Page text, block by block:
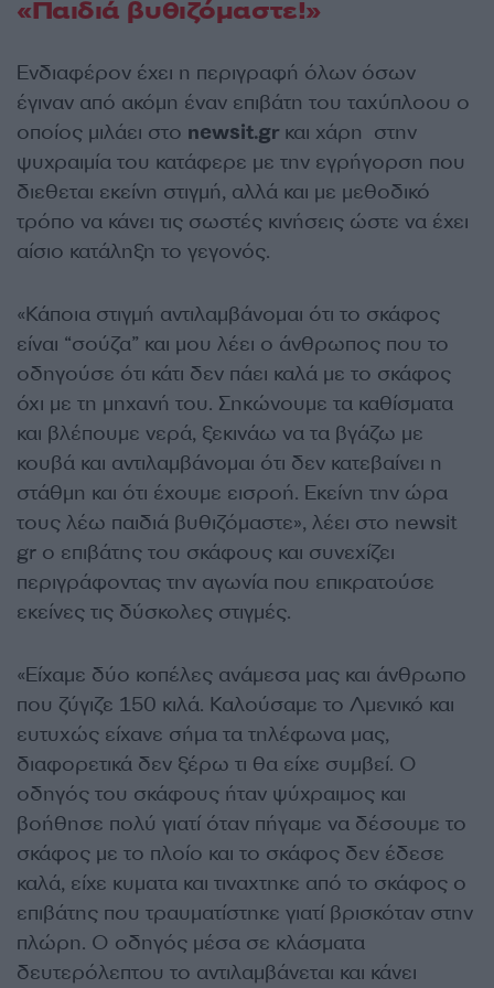
«Παιδιά βυθιζόμαστε!»
Ενδιαφέρον έχει η περιγραφή όλων όσων
έγιναν από ακόμη έναν επιβάτη του ταχύπλοου ο
οποίος μιλάει στο newsit.gr και χάρη στην
ψυχραιμία του κατάφερε με την εγρήγορση που
διεθεται εκείνη στιγμή, αλλά και με μεθοδικό
τρόπο να κάνει τις σωστές κινήσεις ώστε να έχει
αίσιο κατάληξη το γεγονός.
«Κάποια στιγμή αντιλαμβάνομαι ότι το σκάφος
είναι “σούζα” και μου λέει ο άνθρωπος που το
οδηγούσε ότι κάτι δεν πάει καλά με το σκάφος
όχι με τη μηχανή του. Σηκώνουμε τα καθίσματα
και βλέπουμε νερά, ξεκινάω να τα βγάζω με
κουβά και αντιλαμβάνομαι ότι δεν κατεβαίνει η
στάθμη και ότι έχουμε εισροή. Εκείνη την ώρα
τους λέω παιδιά βυθιζόμαστε», λέει στο newsit
gr ο επιβάτης του σκάφους και συνεχίζει
περιγράφοντας την αγωνία που επικρατούσε
εκείνες τις δύσκολες στιγμές.
«Είχαμε δύο κοπέλες ανάμεσα μας και άνθρωπο
που ζύγιζε 150 κιλά. Καλούσαμε το Λμενικό και
ευτυχώς είχανε σήμα τα τηλέφωνα μας,
διαφορετικά δεν ξέρω τι θα είχε συμβεί. Ο
οδηγός του σκάφους ήταν ψύχραιμος και
βοήθησε πολύ γιατί όταν πήγαμε να δέσουμε το
σκάφος με το πλοίο και το σκάφος δεν έδεσε
καλά, είχε κυματα και τιναχτηκε από το σκάφος ο
επιβάτης που τραυματίστηκε γιατί βρισκόταν στην
πλώρη. Ο οδηγός μέσα σε κλάσματα
δευτερόλεπτου το αντιλαμβάνεται και κάνει